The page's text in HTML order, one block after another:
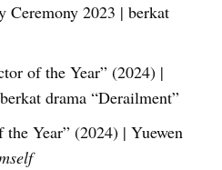
Ceremony 2023 | berkat
of the Year” (2024) |
drama “Derailment”
Year” (2024) | Yuewen